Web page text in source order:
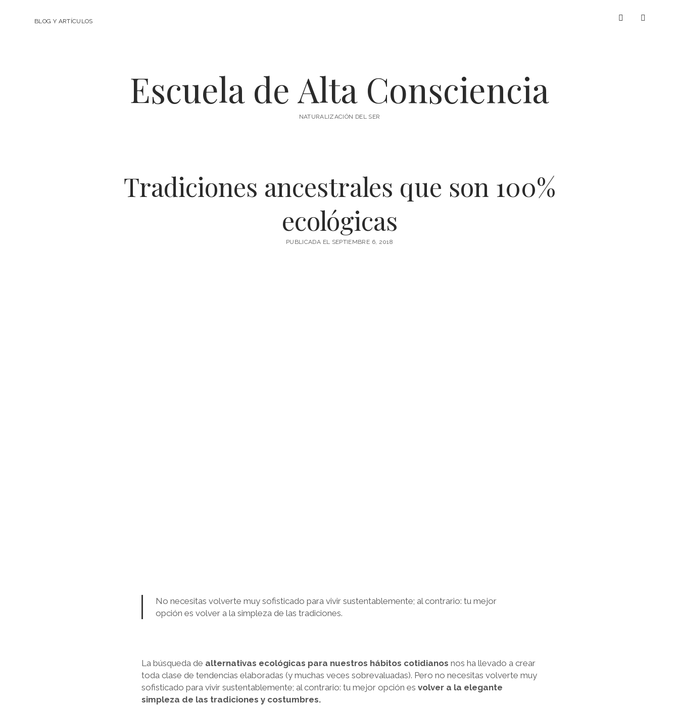
BLOG Y ARTÍCULOS whatsapp
Escuela de Alta Consciencia
NATURALIZACIÓN DEL SER
Tradiciones ancestrales que son 100%
ecológicas
PUBLICADA EL SEPTIEMBRE 6, 2018
No necesitas volverte muy sofisticado para vivir sustentablemente; al contrario: tu mejor
opción es volver a la simpleza de las tradiciones.
La búsqueda de alternativas ecológicas para nuestros hábitos cotidianos nos ha llevado a crear
toda clase de tendencias elaboradas (y muchas veces sobrevaluadas). Pero no necesitas volverte muy
sofisticado para vivir sustentablemente; al contrario: tu mejor opción es volver a la elegante
simpleza de las tradiciones y costumbres.